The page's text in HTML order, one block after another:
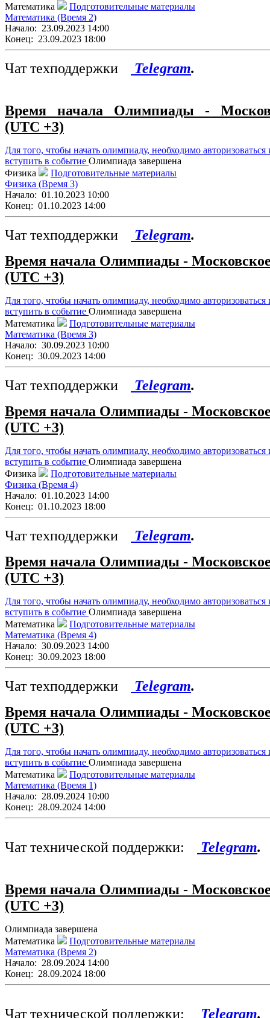
Математика
Подготовительные материалы
Математика (Время 2)
Начало: 23.09.2023 14:00
Конец: 23.09.2023 18:00
Чат техподдержки Telegram.
Время начала Олимпиады -
(UTC +3)
Для того, чтобы начать олимпиаду, необходимо авторизоваться
вступить в событие Олимпиада завершена
Физика
Подготовительные материалы
Физика (Время 3)
Начало: 01.10.2023 10:00
Конец: 01.10.2023 14:00
Чат техподдержки Telegram.
Время начала Олимпиады -
(UTC +3)
Для того, чтобы начать олимпиаду, необходимо авторизоваться
вступить в событие Олимпиада завершена
Математика
Подготовительные материалы
Математика (Время 3)
Начало: 30.09.2023 10:00
Конец: 30.09.2023 14:00
Чат техподдержки Telegram.
Время начала Олимпиады -
(UTC +3)
Для того, чтобы начать олимпиаду, необходимо авторизоваться
вступить в событие Олимпиада завершена
Физика
Подготовительные материалы
Физика (Время 4)
Начало: 01.10.2023 14:00
Конец: 01.10.2023 18:00
Чат техподдержки Telegram.
Время начала Олимпиады -
(UTC +3)
Для того, чтобы начать олимпиаду, необходимо авторизоваться
вступить в событие Олимпиада завершена
Математика
Подготовительные материалы
Математика (Время 4)
Начало: 30.09.2023 14:00
Конец: 30.09.2023 18:00
Чат техподдержки Telegram.
Время начала Олимпиады -
(UTC +3)
Для того, чтобы начать олимпиаду, необходимо авторизоваться
вступить в событие Олимпиада завершена
Математика
Подготовительные материалы
Математика (Время 1)
Начало: 28.09.2024 10:00
Конец: 28.09.2024 14:00
Чат технической поддержки: Telegram.
Время начала Олимпиады -
(UTC +3)
Олимпиада завершена
Математика
Подготовительные материалы
Математика (Время 2)
Начало: 28.09.2024 14:00
Конец: 28.09.2024 18:00
Чат технической поддержки: Telegram.